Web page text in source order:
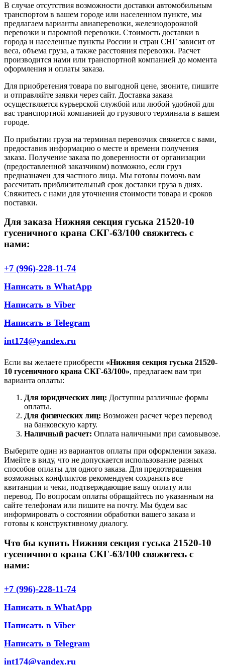
В случае отсутствия возможности доставки автомобильным
транспортом в вашем городе или населенном пункте, мы
предлагаем варианты авиаперевозки, железнодорожной
перевозки и паромной перевозки. Стоимость доставки в
города и населенные пункты России и стран СНГ зависит от
веса, объема груза, а также расстояния перевозки. Расчет
производится нами или транспортной компанией до момента
оформления и оплаты заказа.
Для приобретения товара по выгодной цене, звоните, пишите
и отправляйте заявки через сайт. Доставка заказа
осуществляется курьерской службой или любой удобной для
вас транспортной компанией до грузового терминала в вашем
городе.
По прибытии груза на терминал перевозчик свяжется с вами,
предоставив информацию о месте и времени получения
заказа. Получение заказа по доверенности от организации
(предоставленной заказчиком) возможно, если груз
предназначен для частного лица. Мы готовы помочь вам
рассчитать приблизительный срок доставки груза в днях.
Свяжитесь с нами для уточнения стоимости товара и сроков
поставки.
Для заказа Нижняя секция гуська 21520-10
гусеничного крана СКГ-63/100 свяжитесь с
нами:
+7 (996)-228-11-74
Написать в WhatApp
Написать в Viber
Написать в Telegram
int174@yandex.ru
Если вы желаете приобрести «Нижняя секция гуська 21520-
10 гусеничного крана СКГ-63/100», предлагаем вам три
варианта оплаты:
Для юридических лиц: Доступны различные формы
оплаты.
Для физических лиц: Возможен расчет через перевод
на банковскую карту.
Наличный расчет: Оплата наличными при самовывозе.
Выберите один из вариантов оплаты при оформлении заказа.
Имейте в виду, что не допускается использование разных
способов оплаты для одного заказа. Для предотвращения
возможных конфликтов рекомендуем сохранять все
квитанции и чеки, подтверждающие вашу оплату или
перевод. По вопросам оплаты обращайтесь по указанным на
сайте телефонам или пишите на почту. Мы будем вас
информировать о состоянии обработки вашего заказа и
готовы к конструктивному диалогу.
Что бы купить Нижняя секция гуська 21520-10
гусеничного крана СКГ-63/100 свяжитесь с
нами:
+7 (996)-228-11-74
Написать в WhatApp
Написать в Viber
Написать в Telegram
int174@yandex.ru